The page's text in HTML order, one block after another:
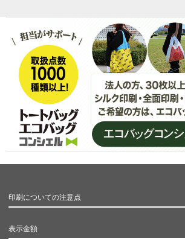
印刷についての注意点
表示金額